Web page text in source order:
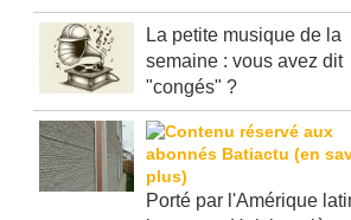
La petite musique de la
semaine : vous avez dit
"congés" ?
Porté par l'Amérique